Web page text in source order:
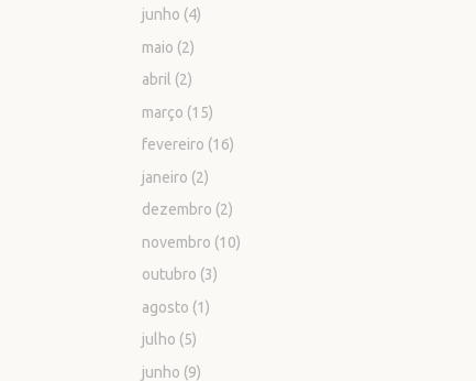
junho (4)
maio (2)
abril (2)
março (15)
fevereiro (16)
janeiro (2)
dezembro (2)
novembro (10)
outubro (3)
agosto (1)
julho (5)
junho (9)